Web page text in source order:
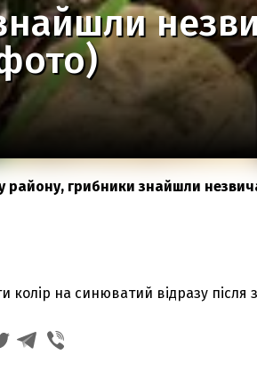
району, грибники знайшли
на синюватий відразу після